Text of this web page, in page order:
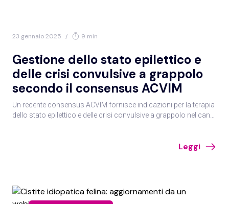
23 gennaio 2025 / 9 min
Gestione dello stato epilettico e
delle crisi convulsive a grappolo
secondo il consensus ACVIM
Un recente consensus ACVIM fornisce indicazioni per la terapia
dello stato epilettico e delle crisi convulsive a grappolo nel cane
Leggi